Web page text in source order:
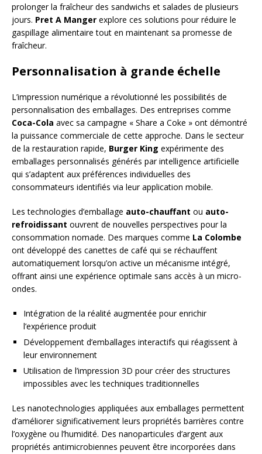
prolonger la fraîcheur des sandwichs et salades de plusieurs
jours. Pret A Manger explore ces solutions pour réduire le
gaspillage alimentaire tout en maintenant sa promesse de
fraîcheur.
Personnalisation à grande échelle
L’impression numérique a révolutionné les possibilités de
personnalisation des emballages. Des entreprises comme
Coca-Cola avec sa campagne « Share a Coke » ont démontré
la puissance commerciale de cette approche. Dans le secteur
de la restauration rapide, Burger King expérimente des
emballages personnalisés générés par intelligence artificielle
qui s’adaptent aux préférences individuelles des
consommateurs identifiés via leur application mobile.
Les technologies d’emballage auto-chauffant ou auto-
refroidissant ouvrent de nouvelles perspectives pour la
consommation nomade. Des marques comme La Colombe
ont développé des canettes de café qui se réchauffent
automatiquement lorsqu’on active un mécanisme intégré,
offrant ainsi une expérience optimale sans accès à un micro-
ondes.
Intégration de la réalité augmentée pour enrichir
l’expérience produit
Développement d’emballages interactifs qui réagissent à
leur environnement
Utilisation de l’impression 3D pour créer des structures
impossibles avec les techniques traditionnelles
Les nanotechnologies appliquées aux emballages permettent
d’améliorer significativement leurs propriétés barrières contre
l’oxygène ou l’humidité. Des nanoparticules d’argent aux
propriétés antimicrobiennes peuvent être incorporées dans